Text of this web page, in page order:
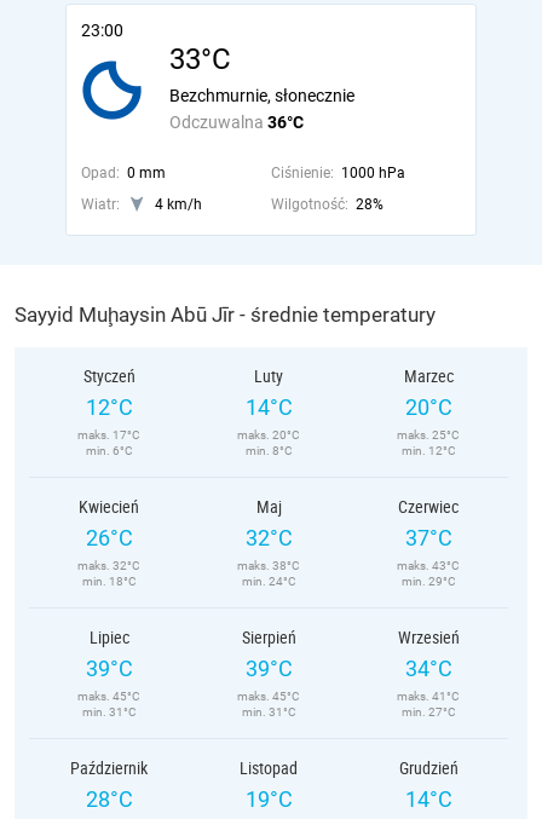
23:00
33°C
Odczuwalna 36°C
Bezchmurnie, słonecznie
Opad: 0 mm Ciśnienie: 1000 hPa
Wiatr:
4 km/h Wilgotność: 28%
Sayyid Muḩaysin Abū Jīr - średnie temperatury
Styczeń
12°C
maks. 17°C
min. 6°C
Luty
14°C
maks. 20°C
min. 8°C
Marzec
20°C
maks. 25°C
min. 12°C
Kwiecień
26°C
maks. 32°C
min. 18°C
Maj
32°C
maks. 38°C
min. 24°C
Czerwiec
37°C
maks. 43°C
min. 29°C
Lipiec
39°C
maks. 45°C
min. 31°C
Sierpień
39°C
maks. 45°C
min. 31°C
Wrzesień
34°C
maks. 41°C
min. 27°C
Październik
28°C
Listopad
19°C
Grudzień
14°C